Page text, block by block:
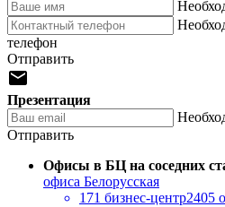
телефон
Отправить

Презентация
Отправить
Офисы в БЦ на соседних
офиса Белорусская
171 бизнес-центр2405